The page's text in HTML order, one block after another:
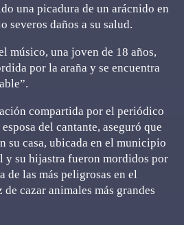
una picadura de un arácnido en
severos daños a su salud.
músico, una joven de 18 años,
por la araña y se encuentra
compartida por el periódico
del cantante, aseguró que
su casa, ubicada en el municipio
y su hijastra fueron mordidos por
de las más peligrosas en el
de cazar animales más grandes